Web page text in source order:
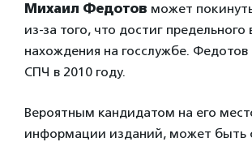
Михаил Федотов может
из-за того, что достиг предельного
нахождения на госслужбе. Федотов
СПЧ в 2010 году.
Вероятным кандидатом на его
информации изданий, может быть